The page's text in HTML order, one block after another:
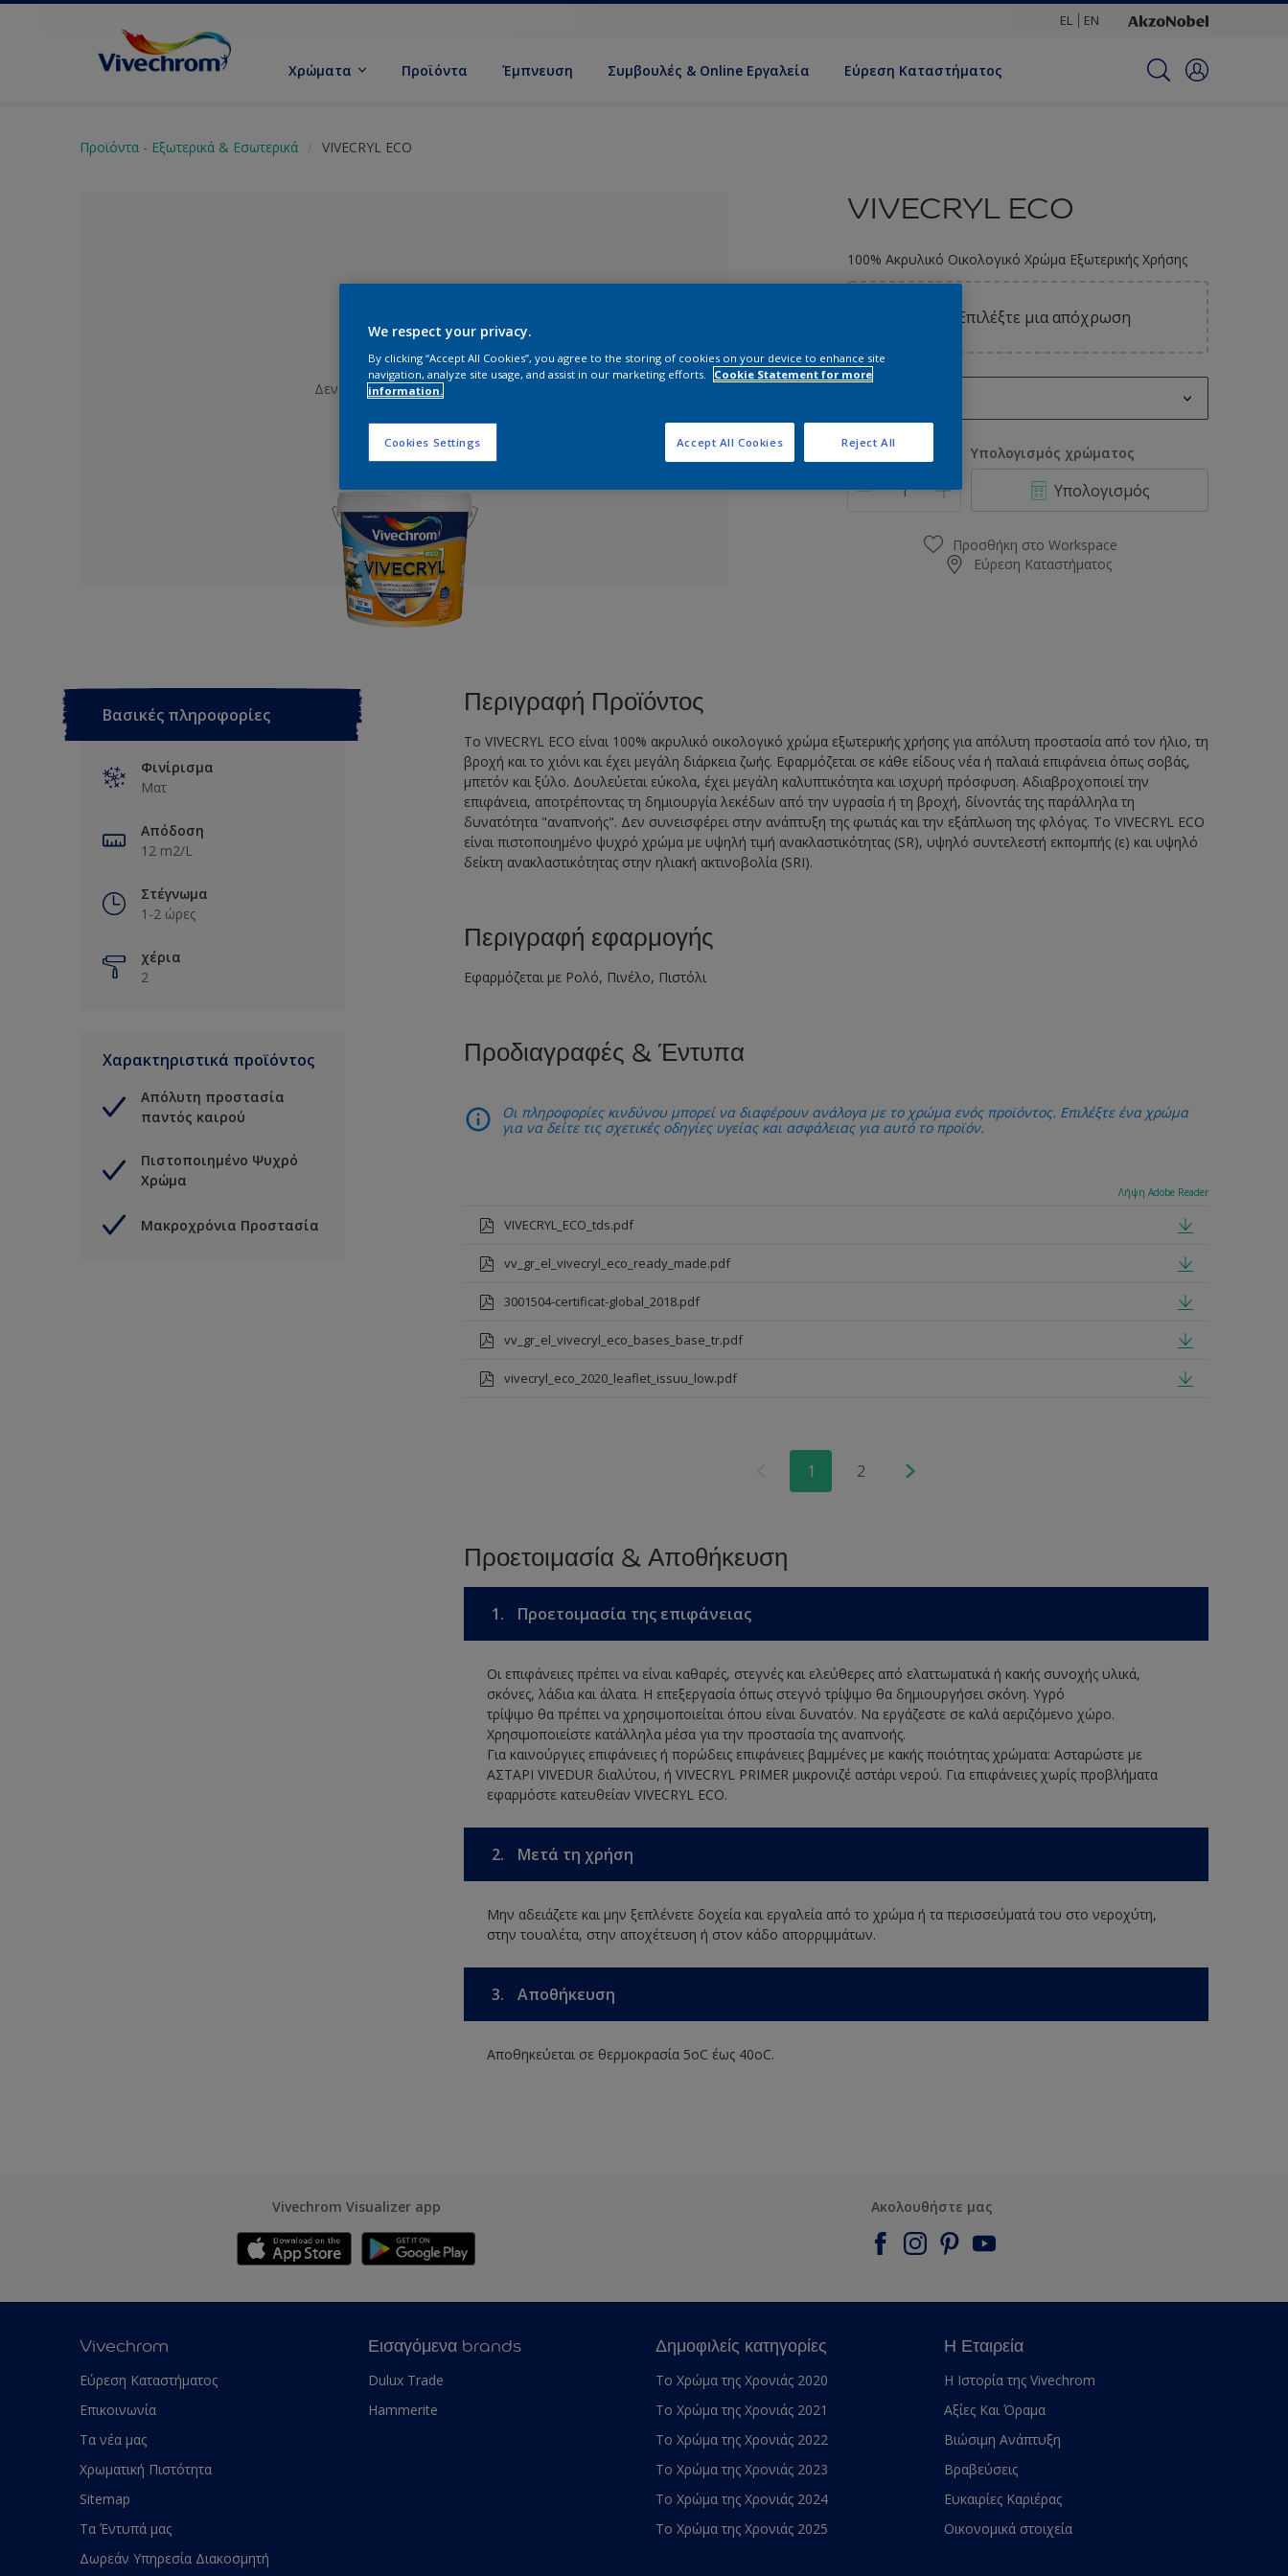
EL EN
Χρώματα Προϊόντα Έμπνευση Συμβουλές & Online Εργαλεία Εύρεση Καταστήματος
Προϊόντα - Εξωτερικά & Εσωτερικά VIVECRYL ECO
Δεν έχει επιλεγεί απόχρωση
VIVECRYL ECO
100% Ακρυλικό Οικολογικό Χρώμα Εξωτερικής Χρήσης
Επιλέξτε μια απόχρωση
0.75L
Ποσότητα Υπολογισμός χρώματος
Υπολογισμός
Προσθήκη στο Workspace
Εύρεση Καταστήματος
Βασικές πληροφορίες
Φινίρισμα
Ματ
Απόδοση
12 m2/L
Στέγνωμα
1-2 ώρες
χέρια
2
Χαρακτηριστικά προϊόντος
Απόλυτη προστασία
παντός καιρού
Πιστοποιημένο Ψυχρό
Χρώμα
Μακροχρόνια Προστασία
Περιγραφή Προϊόντος
To VIVECRYL ECO είναι 100% ακρυλικό οικολογικό χρώμα εξωτερικής χρήσης για απόλυτη προστασία από τον ήλιο, τη
βροχή και το χιόνι και έχει μεγάλη διάρκεια ζωής. Εφαρμόζεται σε κάθε είδους νέα ή παλαιά επιφάνεια όπως σοβάς,
μπετόν και ξύλο. Δουλεύεται εύκολα, έχει μεγάλη καλυπτικότητα και ισχυρή πρόσφυση. Αδιαβροχοποιεί την
επιφάνεια, αποτρέποντας τη δημιουργία λεκέδων από την υγρασία ή τη βροχή, δίνοντάς της παράλληλα τη
δυνατότητα "αναπνοής". Δεν συνεισφέρει στην ανάπτυξη της φωτιάς και την εξάπλωση της φλόγας. To VIVECRYL ECO
είναι πιστοποιημένο ψυχρό χρώμα με υψηλή τιμή ανακλαστικότητας (SR), υψηλό συντελεστή εκπομπής (ε) και υψηλό
δείκτη ανακλαστικότητας στην ηλιακή ακτινοβολία (SRI).
Περιγραφή εφαρμογής
Εφαρμόζεται με Ρολό, Πινέλο, Πιστόλι
Προδιαγραφές & Έντυπα
Οι πληροφορίες κινδύνου μπορεί να διαφέρουν ανάλογα με το χρώμα ενός προϊόντος. Επιλέξτε ένα χρώμα
για να δείτε τις σχετικές οδηγίες υγείας και ασφάλειας για αυτό το προϊόν.
Λήψη Adobe Reader
VIVECRYL_ECO_tds.pdf
vv_gr_el_vivecryl_eco_ready_made.pdf
3001504-certificat-global_2018.pdf
vv_gr_el_vivecryl_eco_bases_base_tr.pdf
vivecryl_eco_2020_leaflet_issuu_low.pdf
1 2
Προετοιμασία & Αποθήκευση
1. Προετοιμασία της επιφάνειας
Οι επιφάνειες πρέπει να είναι καθαρές, στεγνές και ελεύθερες από ελαττωματικά ή κακής συνοχής υλικά,
σκόνες, λάδια και άλατα. Η επεξεργασία όπως στεγνό τρίψιμο θα δημιουργήσει σκόνη. Υγρό
τρίψιμο θα πρέπει να χρησιμοποιείται όπου είναι δυνατόν. Να εργάζεστε σε καλά αεριζόμενο χώρο.
Χρησιμοποιείστε κατάλληλα μέσα για την προστασία της αναπνοής.
Για καινούργιες επιφάνειες ή πορώδεις επιφάνειες βαμμένες με κακής ποιότητας χρώματα: Ασταρώστε με
ΑΣΤΑΡΙ VIVEDUR διαλύτου, ή VIVECRYL PRIMER μικρονιζέ αστάρι νερού. Για επιφάνειες χωρίς προβλήματα
εφαρμόστε κατευθείαν VIVECRYL ECO.
2. Μετά τη χρήση
Μην αδειάζετε και μην ξεπλένετε δοχεία και εργαλεία από το χρώμα ή τα περισσεύματά του στο νεροχύτη,
στην τουαλέτα, στην αποχέτευση ή στον κάδο απορριμμάτων.
3. Αποθήκευση
Αποθηκεύεται σε θερμοκρασία 5οC έως 40οC.
Vivechrom Visualizer app Ακολουθήστε μας
Vivechrom
Εύρεση Καταστήματος
Επικοινωνία
Τα νέα μας
Χρωματική Πιστότητα
Sitemap
Τα Έντυπά μας
Δωρεάν Υπηρεσία Διακοσμητή
Εισαγόμενα brands
Dulux Trade
Hammerite
Δημοφιλείς κατηγορίες
Το Χρώμα της Χρονιάς 2020
Το Χρώμα της Χρονιάς 2021
Το Χρώμα της Χρονιάς 2022
Το Χρώμα της Χρονιάς 2023
Το Χρώμα της Χρονιάς 2024
Το Χρώμα της Χρονιάς 2025
Η Εταιρεία
Η Ιστορία της Vivechrom
Αξίες Και Όραμα
Βιώσιμη Ανάπτυξη
Βραβεύσεις
Ευκαιρίες Καριέρας
Οικονομικά στοιχεία
We respect your privacy.
By clicking “Accept All Cookies”, you agree to the storing of cookies on your device to enhance site
navigation, analyze site usage, and assist in our marketing efforts.
Cookie Statement for more
information.
Cookies Settings Reject All
Accept All Cookies